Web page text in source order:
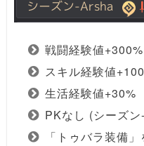
戦闘経験値+300%
スキル経験値
生活経験値+30%
PKなし (シーズ
「トゥバラ装備